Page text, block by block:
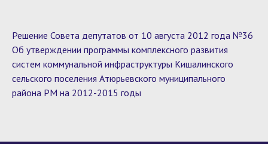
Решение Совета депутатов от 10 августа 2012 года №36
Об утверждении программы комплексного развития
систем коммунальной инфраструктуры Кишалинского
сельского поселения Атюрьевского муниципального
района РМ на 2012-2015 годы